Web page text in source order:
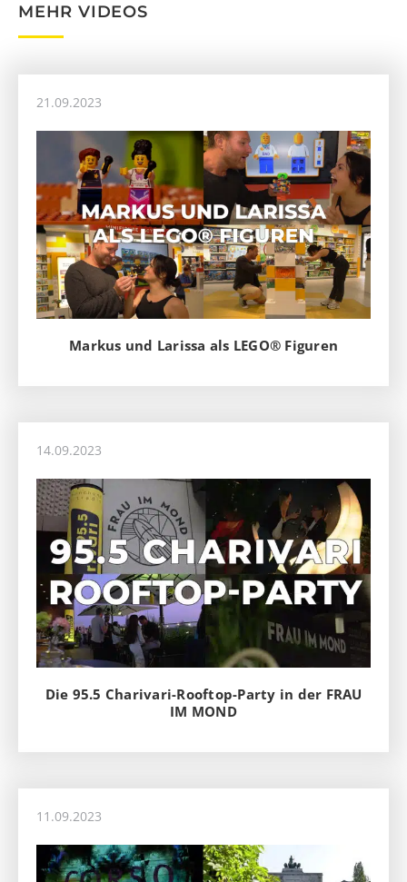
MEHR VIDEOS
21.09.2023
Markus und Larissa als LEGO® Figuren
14.09.2023
Die 95.5 Charivari-Rooftop-Party in der FRAU
IM MOND
11.09.2023